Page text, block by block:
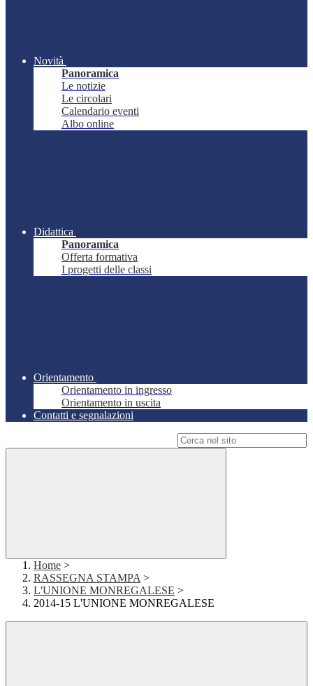
Novità
Panoramica
Le notizie
Le circolari
Calendario eventi
Albo online
Didattica
Panoramica
Offerta formativa
I progetti delle classi
Orientamento
Orientamento in ingresso
Orientamento in uscita
Contatti e segnalazioni
Home >
RASSEGNA STAMPA >
L'UNIONE MONREGALESE >
2014-15 L'UNIONE MONREGALESE